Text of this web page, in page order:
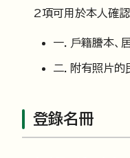
2項可用於本人確認
一．戶籍謄本、
二．附有照片的
登錄名冊